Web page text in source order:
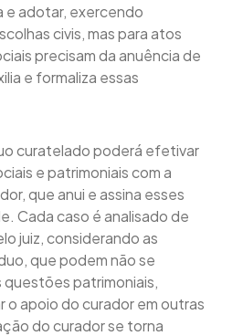
e adotar, exercendo
civis, mas para atos
precisam da anuência de
e formaliza essas
curatelado poderá efetivar
e patrimoniais com a
que anui e assina esses
Cada caso é analisado de
juiz, considerando as
que podem não se
questões patrimoniais,
o apoio do curador em outras
do curador se torna